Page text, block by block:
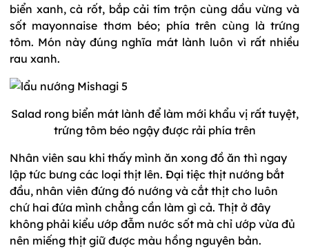
biển xanh, cà rốt, bắp cải tím trộn cùng dầu vừng và
sốt mayonnaise thơm béo; phía trên cùng là trứng
tôm. Món này đúng nghĩa mát lành luôn vì rất nhiều
rau xanh.
Salad rong biển mát lành để làm mới khẩu vị rất tuyệt,
trứng tôm béo ngậy được rải phía trên
Nhân viên sau khi thấy mình ăn xong đồ ăn thì ngay
lập tức bưng các loại thịt lên. Đại tiệc thịt nướng bắt
đầu, nhân viên đứng đó nướng và cắt thịt cho luôn
chứ hai đứa mình chẳng cần làm gì cả. Thịt ở đây
không phải kiểu ướp đẫm nước sốt mà chỉ ướp vừa đủ
nên miếng thịt giữ được màu hồng nguyên bản.